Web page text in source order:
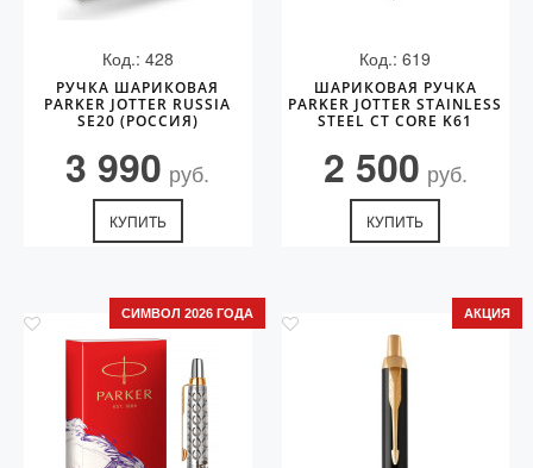
Код.: 428
РУЧКА ШАРИКОВАЯ
PARKER JOTTER RUSSIA
SE20 (РОССИЯ)
3 990 руб.
КУПИТЬ
Код.: 619
ШАРИКОВАЯ РУЧКА
PARKER JOTTER STAINLESS
STEEL CT CORE K61
2 500 руб.
КУПИТЬ
СИМВОЛ 2026 ГОДА АКЦИЯ